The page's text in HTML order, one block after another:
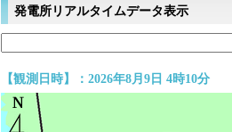
発電所リアルタイムデータ表示
【観測日時】：2026年8月9日 4時10分